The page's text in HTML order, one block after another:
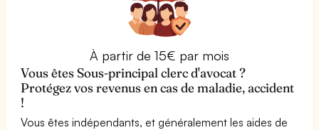
À partir de 15€ par mois
Vous êtes Sous-principal clerc d'avocat ?
Protégez vos revenus en cas de maladie, accident
!
Vous êtes indépendants, et généralement les aides de